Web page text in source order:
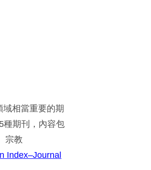
相當重要的期
種期刊，內容包
宗教
Index–Journal